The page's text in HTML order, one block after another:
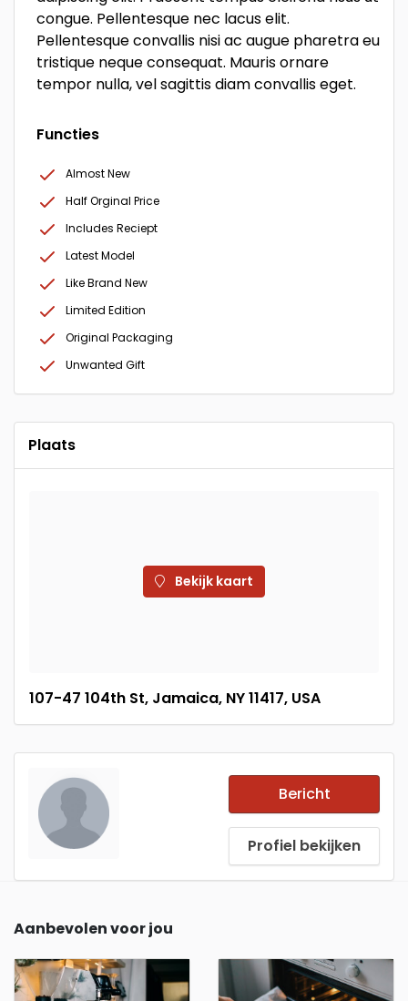
congue. Pellentesque nec lacus elit.
Pellentesque convallis nisi ac augue pharetra eu
tristique neque consequat. Mauris ornare
tempor nulla, vel sagittis diam convallis eget.
Functies
Almost New
Half Orginal Price
Includes Reciept
Latest Model
Like Brand New
Limited Edition
Original Packaging
Unwanted Gift
Plaats
Bekijk kaart
107-47 104th St, Jamaica, NY 11417, USA
Bericht
Profiel bekijken
Aanbevolen voor jou